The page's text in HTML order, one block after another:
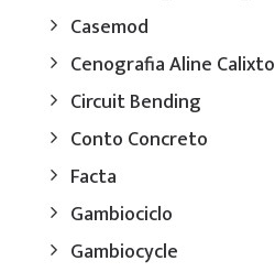
Casemod
Cenografia Aline Calixto
Circuit Bending
Conto Concreto
Facta
Gambiociclo
Gambiocycle